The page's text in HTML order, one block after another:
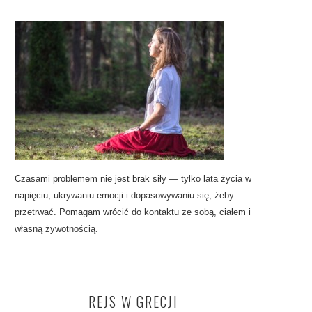
Czasami problemem nie jest brak siły — tylko lata życia w
napięciu, ukrywaniu emocji i dopasowywaniu się, żeby
przetrwać. Pomagam wrócić do kontaktu ze sobą, ciałem i
własną żywotnością.
REJS W GRECJI